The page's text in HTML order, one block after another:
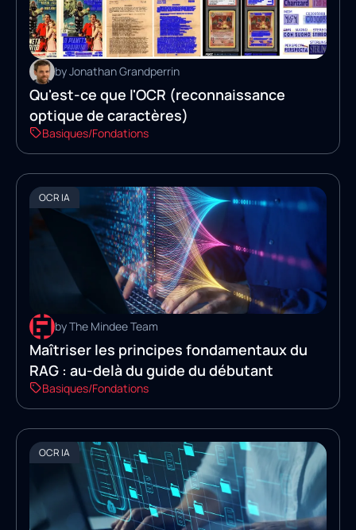
by Jonathan Grandperrin
Qu'est-ce que l'OCR (reconnaissance
optique de caractères)
Basiques/Fondations
OCR IA
by The Mindee Team
Maîtriser les principes fondamentaux du
RAG : au-delà du guide du débutant
Basiques/Fondations
OCR IA